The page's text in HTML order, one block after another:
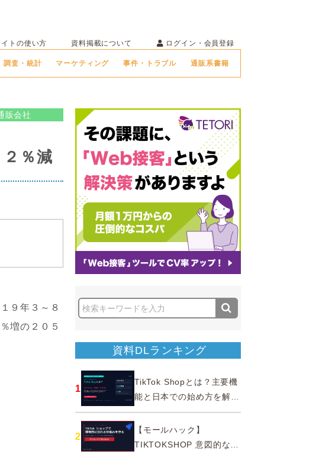
イトの使い方 資料掲載について ログイン・会員登録
調査・統計 マーケティング 事件・トラブル 通販系書籍
販会社
％減
９年３～８
増の２０５
資料DLランキング
1
TikTok Shopとは？主要機
能と日本での始め方を解説
｜公式認定パートナー
2
【モールハック】
TIKTOKSHOP 意図的なバ